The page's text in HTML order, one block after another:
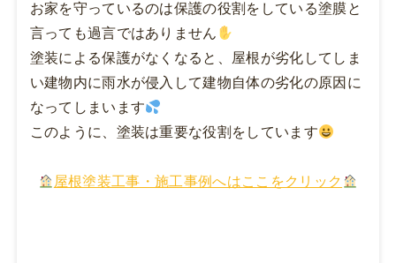
お家を守っているのは保護の役割をしている塗膜と
言っても過言ではありません
塗装による保護がなくなると、屋根が劣化してしま
い建物内に雨水が侵入して建物自体の劣化の原因に
なってしまいます
このように、塗装は重要な役割をしています
屋根塗装工事・施工事例へはここをクリック